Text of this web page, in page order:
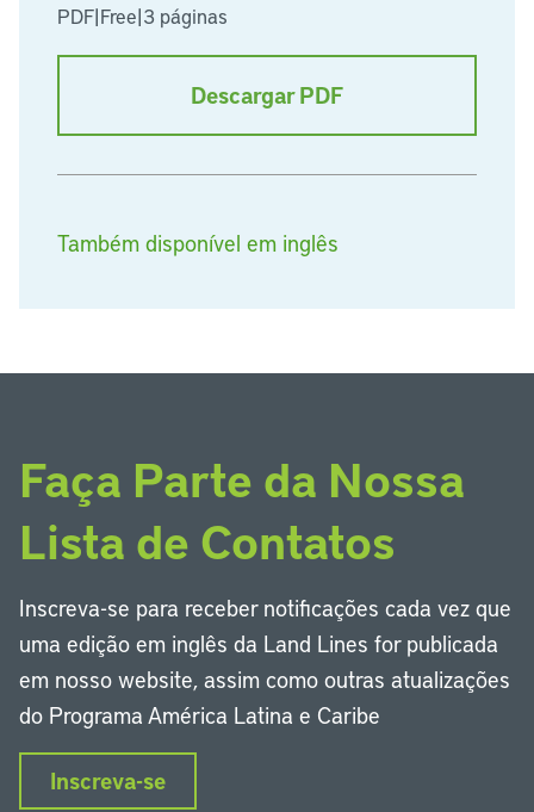
PDF|Free|3 páginas
Descargar PDF
Também disponível em inglês
Faça Parte da Nossa
Lista de Contatos
Inscreva-se para receber notificações cada vez que
uma edição em inglês da Land Lines for publicada
em nosso website, assim como outras atualizações
do Programa América Latina e Caribe
Inscreva-se